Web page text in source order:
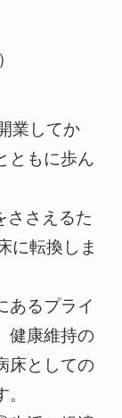
業してか
ともに歩ん
ささえるた
に転換しま
あるプライ
健康維持の
床としての